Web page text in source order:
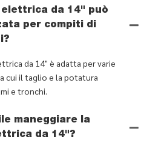
elettrica da 14" può
per compiti di
da 14" è adatta per varie
cui il taglio e la potatura
e tronchi.
maneggiare la
da 14"?